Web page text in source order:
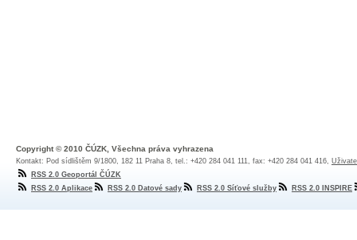
Copyright © 2010 ČÚZK, Všechna práva vyhrazena
Kontakt: Pod sídlištěm 9/1800, 182 11 Praha 8, tel.: +420 284 041 111, fax: +420 284 041 416,
RSS 2.0 Geoportál ČÚZK
RSS 2.0 Aplikace
RSS 2.0 Datové sady RSS 2.0 Síťové služby RSS 2.0 INSPIRE